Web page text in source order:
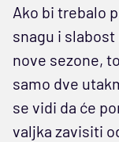
Ako bi trebalo
snagu i
nove sezone,
samo dve
se vidi da će
valjka zavisiti